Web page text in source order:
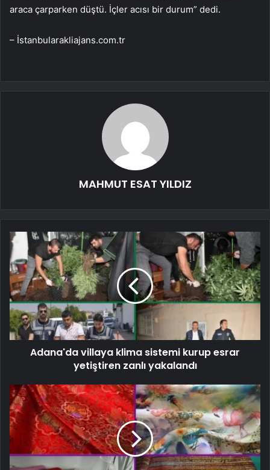
araca çarparken düştü. İçler acısı bir durum” dedi.
– İstanbularakliajans.com.tr
MAHMUT ESAT YILDIZ
Adana'da villaya klima sistemi kurup esrar
yetiştiren zanlı yakalandı